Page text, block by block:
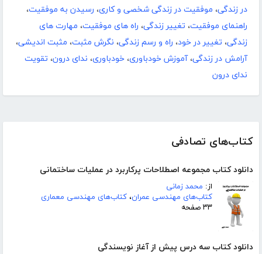
کتاب‌های تصادفی
دانلود کتاب مجموعه اصطلاحات پرکاربرد در عملیات ساختمانی
از: محمد زمانی
کتاب‌های مهندسی عمران، کتاب‌های مهندسی معماری
۳۳ صفحه
دانلود کتاب سه درس پیش از آغاز نویسندگی
در زندگی، موفقیت در زندگی شخصی و کاری، رسیدن به موفقیت،
راهنمای موفقیت، تغییر زندگی، راه های موفقیت، مهارت های
زندگی، تغییر در خود، راه و رسم زندگی، نگرش مثبت، مثبت اندیشی،
آرامش در زندگی،آموزش خودباوری، خودباوری، ندای درون، تقویت
ندای درون